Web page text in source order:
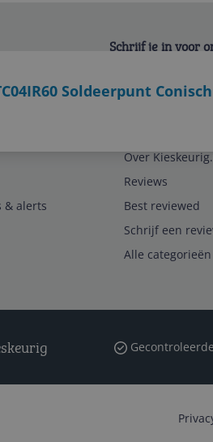
Soldeerpunt
Schrijf je in voor
& alerts
Over
Reviews
Best reviewed
Schrijf een
Alle categorieën